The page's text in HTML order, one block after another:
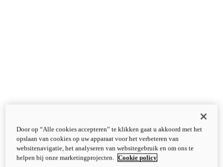
Door op “Alle cookies accepteren” te klikken gaat u akkoord met het
opslaan van cookies op uw apparaat voor het verbeteren van
websitenavigatie, het analyseren van websitegebruik en om ons te
helpen bij onze marketingprojecten.
Cookie policy